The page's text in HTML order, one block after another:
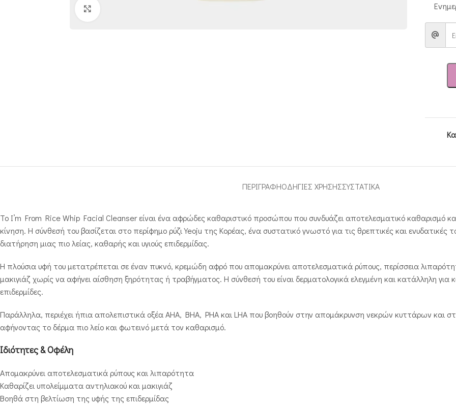
ΠΕΡΙΓΡΑΦΉΟΔΗΓΙΕΣ ΧΡΗΣΗΣΣΥΣΤΑΤΙΚΑ
Το I’m From Rice Whip Facial Cleanser είναι ένα αφρώδες καθαριστικό προσώπου που συνδυάζει αποτελεσματικό καθαρισμό
κίνηση. Η σύνθεσή του βασίζεται στο περίφημο ρύζι Yeoju της Κορέας, ένα συστατικό γνωστό για τις θρεπτικές και ενυδατικές
διατήρηση μιας πιο λείας, καθαρής και υγιούς επιδερμίδας.
Η πλούσια υφή του μετατρέπεται σε έναν πυκνό, κρεμώδη αφρό που απομακρύνει αποτελεσματικά ρύπους, περίσσεια
μακιγιάζ χωρίς να αφήνει αίσθηση ξηρότητας ή τραβήγματος. Η σύνθεσή του είναι δερματολογικά ελεγμένη και κατάλληλη για
επιδερμίδες.
Παράλληλα, περιέχει ήπια απολεπιστικά οξέα AHA, BHA, PHA και LHA που βοηθούν στην απομάκρυνση νεκρών κυττάρων και
αφήνοντας το δέρμα πιο λείο και φωτεινό μετά τον καθαρισμό.
Ιδιότητες & Οφέλη
Απομακρύνει αποτελεσματικά ρύπους και λιπαρότητα
Καθαρίζει υπολείμματα αντηλιακού και μακιγιάζ
Βοηθά στη βελτίωση της υφής της επιδερμίδας